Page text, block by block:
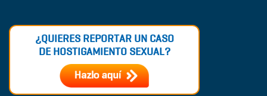
¿QUIERES REPORTAR UN CASO
DE HOSTIGAMIENTO SEXUAL?